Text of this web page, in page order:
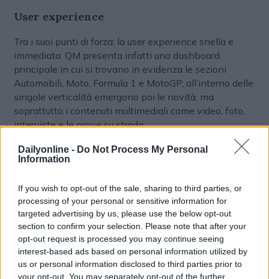
Dailyonline - Do Not Process My Personal
Information
If you wish to opt-out of the sale, sharing to third parties, or
processing of your personal or sensitive information for
targeted advertising by us, please use the below opt-out
section to confirm your selection. Please note that after your
opt-out request is processed you may continue seeing
interest-based ads based on personal information utilized by
us or personal information disclosed to third parties prior to
your opt-out. You may separately opt-out of the further
User experience
Tra i suoi punti di forza: la user experience snella e
immediata. QM presenta infatti una dashboard
principale in cui si trovano in evidenza le sezioni
Automobili, Moto, Formula 1 e MotoGP, all’interno delle
singole verticalità emergono poi le novità, ma
soprattutto i contenuti multimediali come video, foto,
interviste e le prove su strada.
Valorizzazione dei contenuti dell’offerta
adv
Una grafica studiata per una fruizione mobile first,
ottimizzata per smartphone. Un layout pulito, per una
lettura più agevole non solo su desktop, permette di
valorizzare al massimo i contenuti con focus sui
dettagli dei prodotti e in grado di dare ampia visibilità
anche dell’offerta pubblicitaria, gestista in esclusiva da
RCS Pubblicità.